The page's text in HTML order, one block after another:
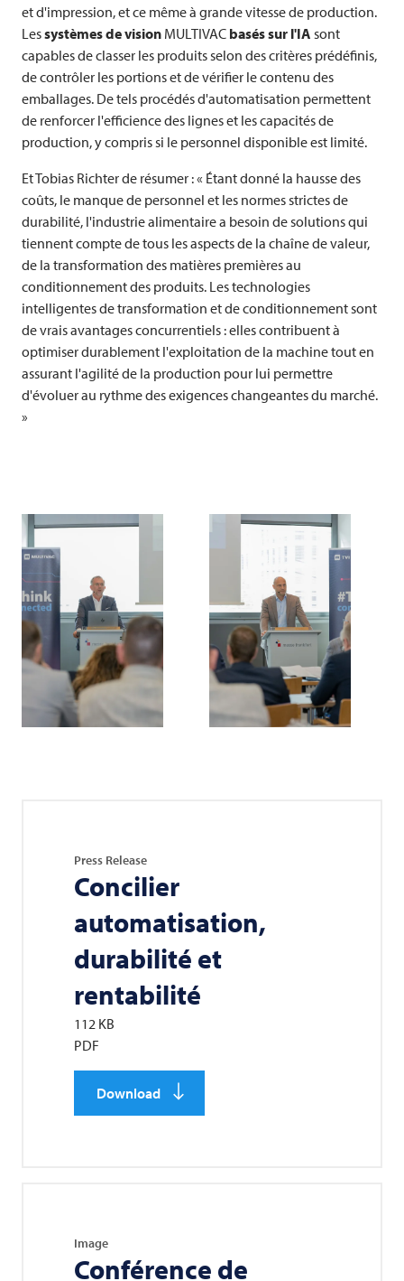
et d'impression, et ce même à grande vitesse de production.
Lessystèmes de vision MULTIVAC basés sur l'IA sont
capables de classer les produits selon des critères prédéfinis,
de contrôler les portions et de vérifier le contenu des
emballages. De tels procédés d'automatisation permettent
de renforcer l'efficience des lignes et les capacités de
production, y compris si le personnel disponible est limité.
Et Tobias Richter de résumer : « Étant donné la hausse des
coûts, le manque de personnel et les normes strictes de
durabilité, l'industrie alimentaire a besoin de solutions qui
tiennent compte de tous les aspects de la chaîne de valeur,
de la transformation des matières premières au
conditionnement des produits. Les technologies
intelligentes de transformation et de conditionnement sont
de vrais avantages concurrentiels : elles contribuent à
optimiser durablement l'exploitation de la machine tout en
assurant l'agilité de la production pour lui permettre
d'évoluer au rythme des exigences changeantes du marché.
»
Press Release
Concilier
automatisation,
durabilité et
rentabilité
112 KB
PDF
Download
Image
Conférence de